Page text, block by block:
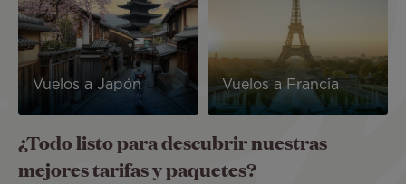
Vuelos a Japón Vuelos a Francia
¿Todo listo para descubrir nuestras
mejores tarifas y paquetes?